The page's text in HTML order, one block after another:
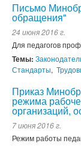
Письмо
обращения"
24 июня 2016 г.
Для педагогов
Темы:
Стандарты,
Приказ
режима
организаций,
7 июня 2016 г.
Режим работы